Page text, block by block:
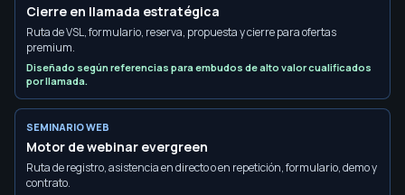
Cierre en llamada estratégica
Ruta de VSL, formulario, reserva, propuesta y cierre para ofertas
premium.
Diseñado según referencias para embudos de alto valor cualificados
por llamada.
SEMINARIO WEB
Motor de webinar evergreen
Ruta de registro, asistencia en directo o en repetición, formulario, demo y
contrato.